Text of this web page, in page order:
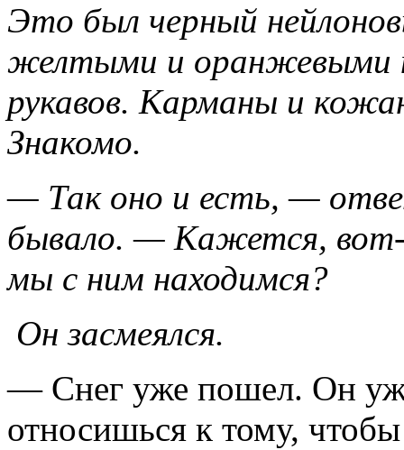
Это был черный
желтыми и оранжевыми
рукавов. Карманы и
Знакомо.
— Так оно и есть, —
бывало. — Кажется,
мы с ним находимся?
Он засмеялся.
— Снег уже пошел. Он
относишься к тому,